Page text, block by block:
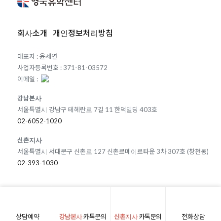
상담예약 강남본사카톡문의 신촌지사카톡문의 전화상담
회사소개 개인정보처리방침
대표자 : 윤세연
사업자등록번호 : 371-81-03572
이메일 :
강남본사
서울특별시 강남구 테헤란로 7길 11 한덕빌딩 403호
02-6052-1020
신촌지사
서울특별시 서대문구 신촌로 127 신촌르메이르타운 3차 307호 (창천동)
02-393-1030